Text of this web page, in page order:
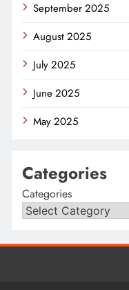
September 2025
August 2025
July 2025
June 2025
May 2025
Categories
Categories